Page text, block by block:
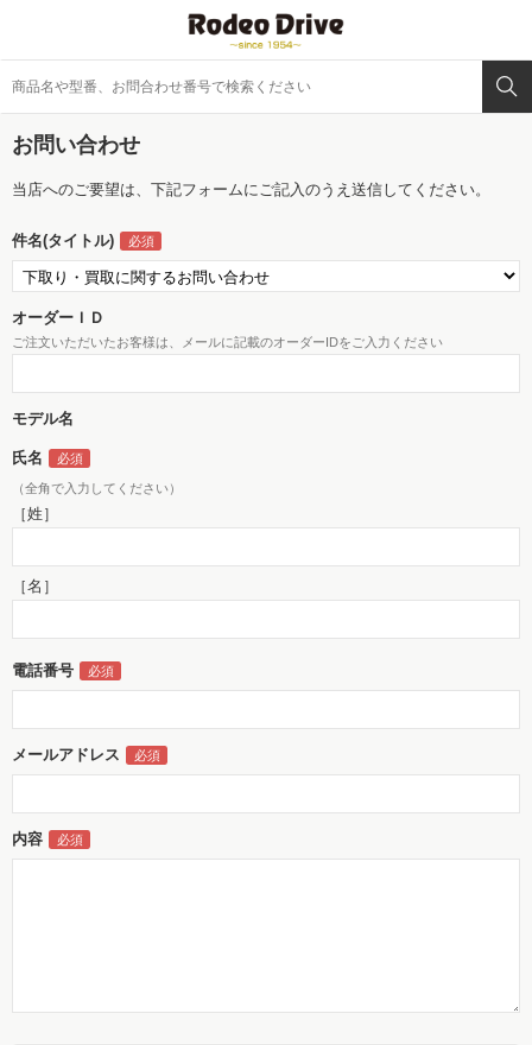
お問い合わせ
当店へのご要望は、下記フォームにご記入のうえ送信してください。
件名(タイトル)
オーダーＩＤ
ご注文いただいたお客様は、メールに記載のオーダーIDをご入力ください
モデル名
氏名
（全角で入力してください）
［姓］
［名］
電話番号
メールアドレス
内容